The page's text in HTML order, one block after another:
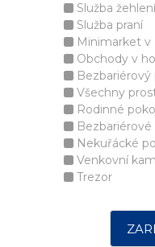
Služba
Služba praní
Minimarket v
Obchody v
Bezbariérový
Všechny
Rodinné
Bezbariérové
Nekuřácké
Venkovní
Trezor